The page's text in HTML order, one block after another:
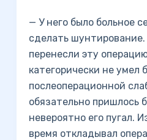
— У него было больное
сделать
перенесли эту
категорически не умел
послеоперационной
обязательно пришлось
невероятно его пугал.
время откладывал